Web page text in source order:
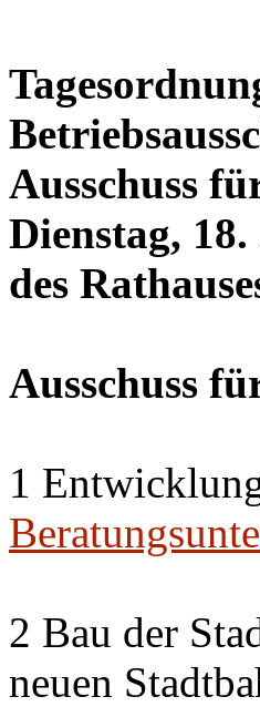
Ausschuss
Dienstag,
des
Ausschuss
1
2 Bau der
neuen